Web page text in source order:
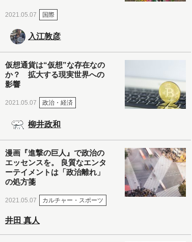
2021.05.07 国際
入江敦彦
仮想通貨は“仮想”な存在なの
か？ 拡大する現実世界への
影響
2021.05.07 政治・経済
柳井政和
漫画『進撃の巨人』で政治の
エッセンスを。 良質なエンタ
ーテイメントは「政治離れ」
の処方箋
2021.05.07 カルチャー・スポーツ
井田 真人